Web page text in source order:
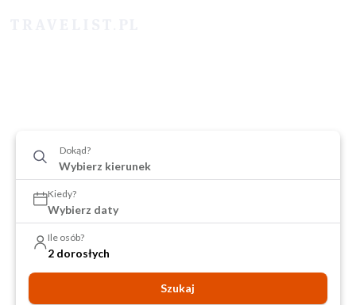
Dokąd?
Kiedy?
Wybierz daty
Ile osób?
2 dorosłych
Szukaj